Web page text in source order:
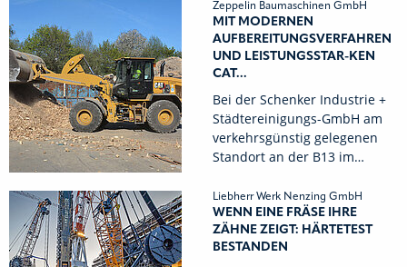
Zeppelin Baumaschinen GmbH
MIT MODERNEN
AUFBEREITUNGSVERFAHREN
UND LEISTUNGSSTAR-KEN
CAT...
Bei der Schenker Industrie +
Städtereinigungs-GmbH am
verkehrsgünstig gelegenen
Standort an der B13 im…
Liebherr Werk Nenzing GmbH
WENN EINE FRÄSE IHRE
ZÄHNE ZEIGT: HÄRTETEST
BESTANDEN